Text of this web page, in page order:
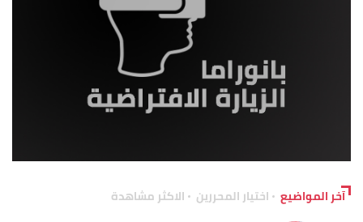
آخر المواضيع اختيار المحررين الاكثر مشاهدة